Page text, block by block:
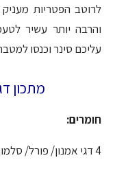
לרוטב הפטריות
והרבה יותר עשיר
עליכם סינר וכנסו
מתכון
חומרים:
4 דגי אמנון/ פורל/ סלמון מפולטים או פרוסים